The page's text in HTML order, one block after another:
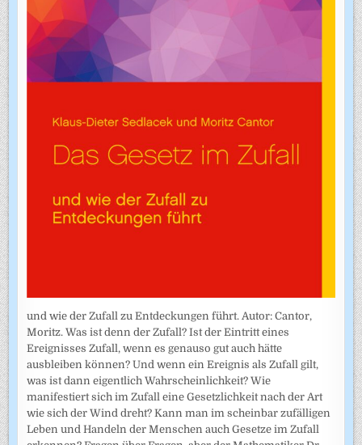
und wie der Zufall zu Entdeckungen führt. Autor: Cantor,
Moritz. Was ist denn der Zufall? Ist der Eintritt eines
Ereignisses Zufall, wenn es genauso gut auch hätte
ausbleiben können? Und wenn ein Ereignis als Zufall gilt,
was ist dann eigentlich Wahrscheinlichkeit? Wie
manifestiert sich im Zufall eine Gesetzlichkeit nach der Art
wie sich der Wind dreht? Kann man im scheinbar zufälligen
Leben und Handeln der Menschen auch Gesetze im Zufall